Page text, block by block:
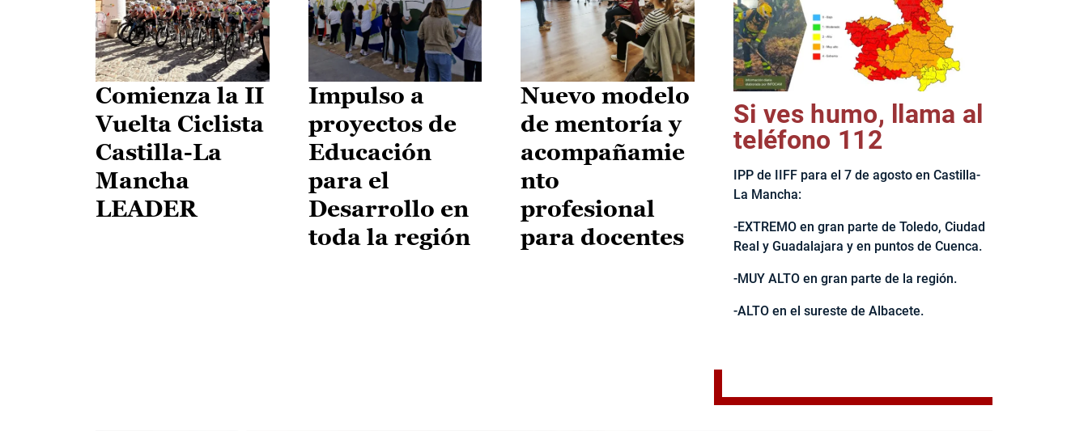
Comienza la II
Vuelta Ciclista
Castilla-La
Mancha
LEADER
Impulso a
proyectos de
Educación
para el
Desarrollo en
toda la región
Nuevo modelo
de mentoría y
acompañamie
nto
profesional
para docentes
Si ves humo, llama al
teléfono 112
IPP de IIFF para el 7 de agosto en Castilla-
La Mancha:
-EXTREMO en gran parte de Toledo, Ciudad
Real y Guadalajara y en puntos de Cuenca.
-MUY ALTO en gran parte de la región.
-ALTO en el sureste de Albacete.